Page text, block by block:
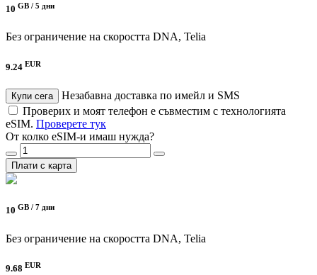
10 GB / 5 дни
Без ограничение на скоростта DNA, Telia
9.24 EUR
Купи сега
Незабавна доставка по имейл и SMS
Проверих и моят телефон е съвместим с технологията
eSIM. Проверете тук
От колко eSIM-и имаш нужда?
Плати с карта
10 GB / 7 дни
Без ограничение на скоростта DNA, Telia
9.68 EUR